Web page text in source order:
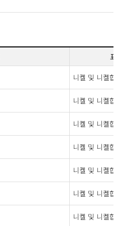
표
니켈 및 니켈합
니켈 및 니켈합
니켈 및 니켈합
니켈 및 니켈합
니켈 및 니켈합
니켈 및 니켈합
니켈 및 니켈합